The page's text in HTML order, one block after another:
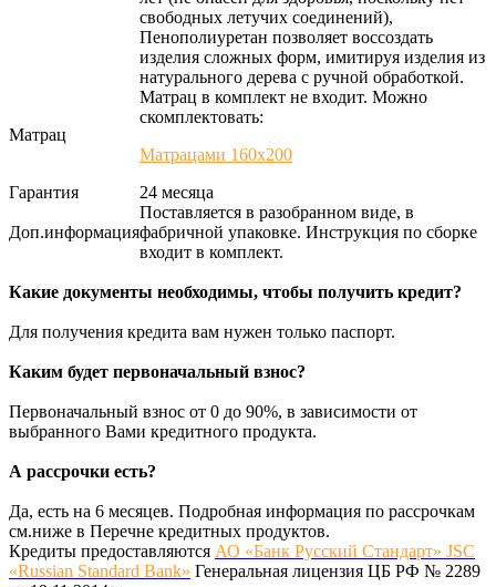
свободных летучих соединений),
Пенополиуретан позволяет воссоздать
изделия сложных форм, имитируя изделия из
натурального дерева с ручной обработкой.
Матрац
Матрац в комплект не входит. Можно
скомплектовать:
Матрацами 160х200
Гарантия
24 месяца
Доп.информация
Поставляется в разобранном виде, в
фабричной упаковке. Инструкция по сборке
входит в комплект.
Какие документы необходимы, чтобы получить кредит?
Для получения кредита вам нужен только паспорт.
Каким будет первоначальный взнос?
Первоначальный взнос от 0 до 90%, в зависимости от
выбранного Вами кредитного продукта.
А рассрочки есть?
Да, есть на 6 месяцев. Подробная информация по рассрочкам
см.ниже в Перечне кредитных продуктов.
Кредиты предоставляются АО «Банк Русский Стандарт» JSC
«Russian Standard Bank» Генеральная лицензия ЦБ РФ № 2289